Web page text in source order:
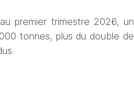
premier trimestre 2026, un
000 tonnes, plus du double de